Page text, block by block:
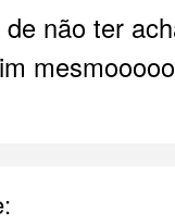
não ter